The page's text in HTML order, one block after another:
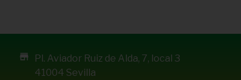
Pl. Aviador Ruiz de Alda, 7, local 3
41004 Sevilla